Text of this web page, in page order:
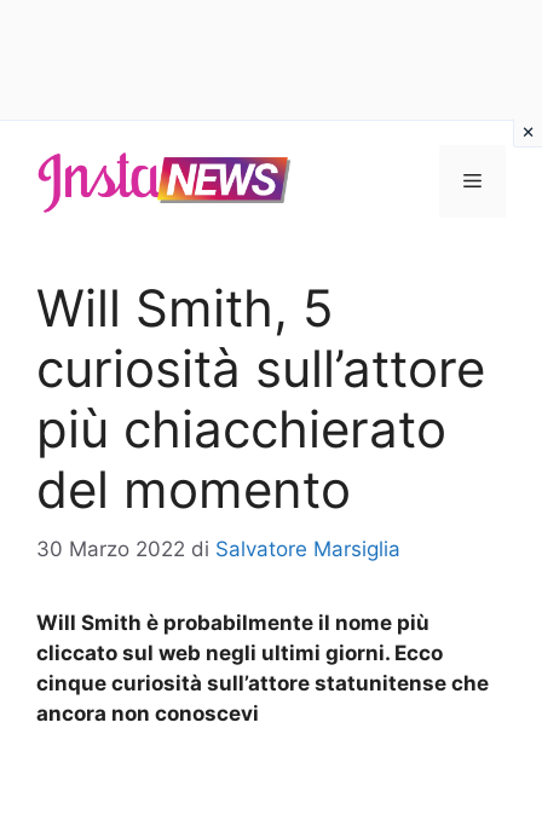
contenuto
Menu
Will Smith, 5
curiosità sull’attore
più chiacchierato
del momento
30 Marzo 2022 di Salvatore Marsiglia
Will Smith è probabilmente il nome più
cliccato sul web negli ultimi giorni. Ecco
cinque curiosità sull’attore statunitense che
ancora non conoscevi